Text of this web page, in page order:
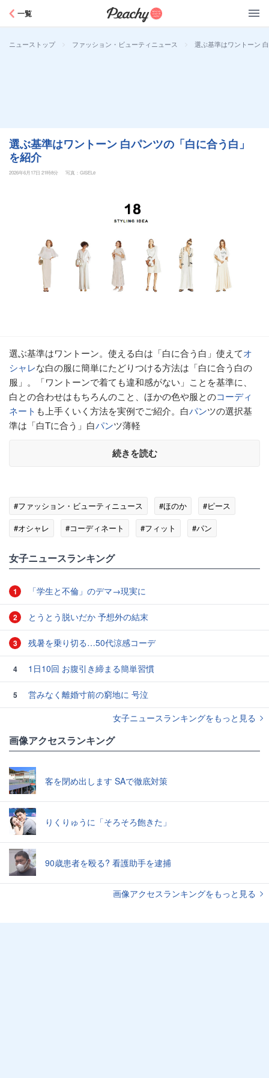
一覧
ニューストップ > ファッション・ビューティニュース > 選ぶ基準はワントーン
選ぶ基準はワントーン 白パンツの「白に合う白」
を紹介
2026年6月17日 21時8分 写真：GISELe
選ぶ基準はワントーン。使える白は「白に合う白」使えてオ
シャレな白の服に簡単にたどりつける方法は「白に合う白の
服」。「ワントーンで着ても違和感がない」ことを基準に、
白との合わせはもちろんのこと、ほかの色や服とのコーディ
ネート も上手くいく方法を実例でご紹介。白パンツの選択基
準は「白Tに合う」白パンツ薄軽
続きを読む
#ファッション・ビューティニュース #ほのか
#ピース
#オシャレ
#コーディネート #フィット
#パン
女子ニュースランキング
1 「学生と不倫」のデマ→現実に
2 とうとう脱いだか 予想外の結末
3 残暑を乗り切る…50代涼感コーデ
4 1日10回 お腹引き締まる簡単習慣
5
営みなく離婚寸前の窮地に 号泣
女子ニュースランキングをもっと見る
画像アクセスランキング
客を閉め出します SAで徹底対策
りくりゅうに「そろそろ飽きた」
90歳患者を殴る? 看護助手を逮捕
画像アクセスランキングをもっと見る